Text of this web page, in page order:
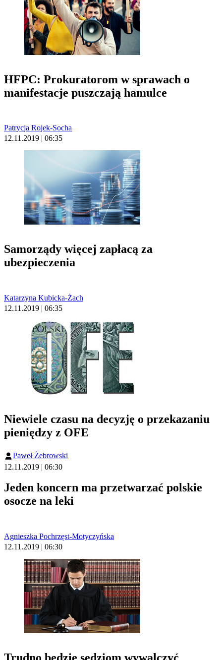
HFPC: Prokuratorom w sprawach o
manifestacje puszczają hamulce
Patrycja Rojek-Socha
12.11.2019 | 06:35
Samorządy więcej zapłacą za
ubezpieczenia
Katarzyna Kubicka-Żach
12.11.2019 | 06:35
Niewiele czasu na decyzję o przekazaniu
pieniędzy z OFE
Paweł Żebrowski
12.11.2019 | 06:30
Jeden koncern ma przetwarzać polskie
osocze na leki
Agnieszka Pochrzęst-Motyczyńska
12.11.2019 | 06:30